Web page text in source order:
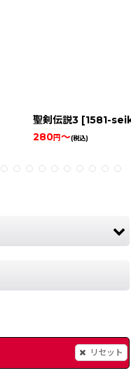
聖剣伝説3 [1581-
280円～(税込)
リセット